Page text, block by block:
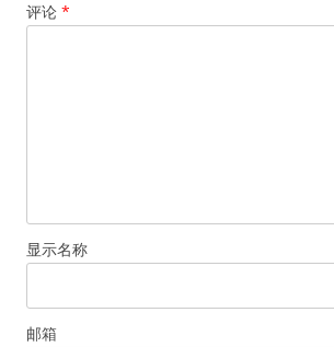
评论 *
显示名称
邮箱